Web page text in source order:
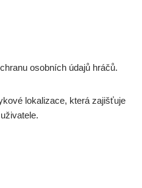
osobních údajů hráčů.
lokalizace, která zajišťuje